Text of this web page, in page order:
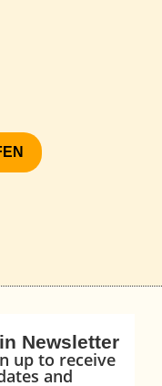
Newsletter
up to receive
and